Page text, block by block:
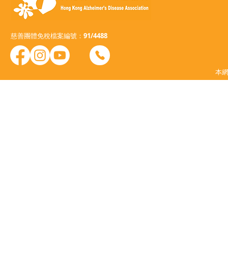
慈善團體免稅檔案編號：91/4488
本